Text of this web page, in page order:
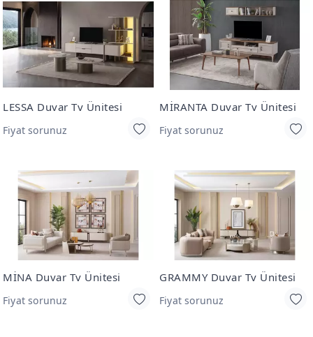
LESSA Duvar Tv Ünitesi
Fiyat sorunuz
MİRANTA Duvar Tv Ünitesi
Fiyat sorunuz
MİNA Duvar Tv Ünitesi
Fiyat sorunuz
GRAMMY Duvar Tv Ünitesi
Fiyat sorunuz